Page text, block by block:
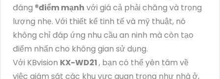
đáng ®️điểm mạnh với giá cả phải chăng và trọng
lượng nhẹ. Với thiết kế tinh tế và mỹ thuật, nó
không chỉ đáp ứng nhu cầu an ninh mà còn tạo
điểm nhấn cho không gian sử dụng.
Với KBvision KX-WD21, bạn có thể yên tâm về
việc giám sát các khu vực quan trọng như nhà ở,